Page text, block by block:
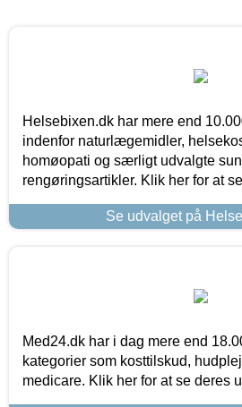
Helsebixen.dk har mere end
indenfor naturlægemidler,
homøopati og særligt udvalgte
rengøringsartikler. Klik her for at
Se udvalget på
Med24.dk har i dag mere end
kategorier som kosttilskud,
medicare. Klik her for at se deres